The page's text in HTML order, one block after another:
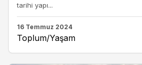
tarihi yapı...
16 Temmuz 2024
Toplum/Yaşam